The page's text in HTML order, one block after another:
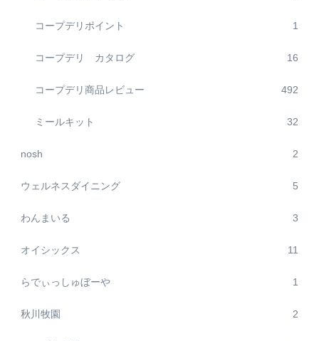
コープデリポイント 1
コープデリ カタログ 16
コープデリ商品レビュー 492
ミールキット 32
nosh 2
ウェルネスダイニング 5
わんまいる 3
オイシックス 11
らでぃっしゅぼーや 1
秋川牧園 2